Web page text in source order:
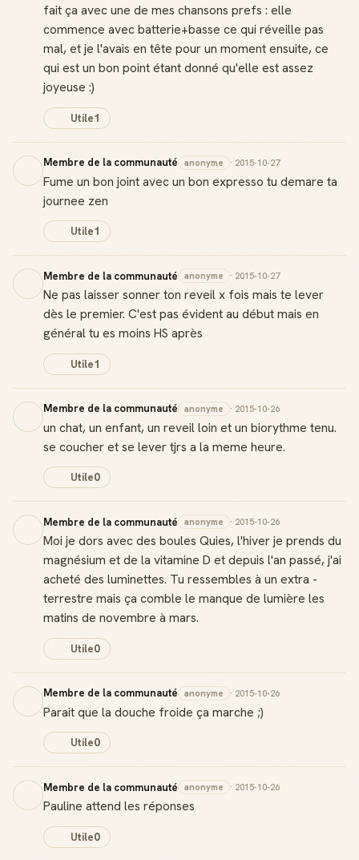
fait ça avec une de mes chansons prefs : elle
commence avec batterie+basse ce qui réveille pas
mal, et je l'avais en tête pour un moment ensuite, ce
qui est un bon point étant donné qu'elle est assez
joyeuse :)
Utile1
Membre de la communauté anonyme · 2015-10-27
Fume un bon joint avec un bon expresso tu demare ta
journee zen
Utile1
Membre de la communauté anonyme · 2015-10-27
Ne pas laisser sonner ton reveil x fois mais te lever
dès le premier. C'est pas évident au début mais en
général tu es moins HS après
Utile1
Membre de la communauté anonyme · 2015-10-26
un chat, un enfant, un reveil loin et un biorythme tenu.
se coucher et se lever tjrs a la meme heure.
Utile0
Membre de la communauté anonyme · 2015-10-26
Moi je dors avec des boules Quies, l'hiver je prends du
magnésium et de la vitamine D et depuis l'an passé, j'ai
acheté des luminettes. Tu ressembles à un extra -
terrestre mais ça comble le manque de lumière les
matins de novembre à mars.
Utile0
Membre de la communauté anonyme · 2015-10-26
Parait que la douche froide ça marche ;)
Utile0
Membre de la communauté anonyme · 2015-10-26
Pauline attend les réponses
Utile0
Badge Guide Local
Ton statut affiché sur toutes tes contributions
Score de réputation